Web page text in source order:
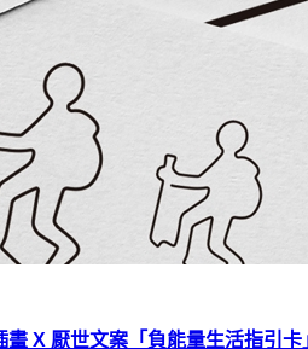
X 厭世文案「負能量生活指引